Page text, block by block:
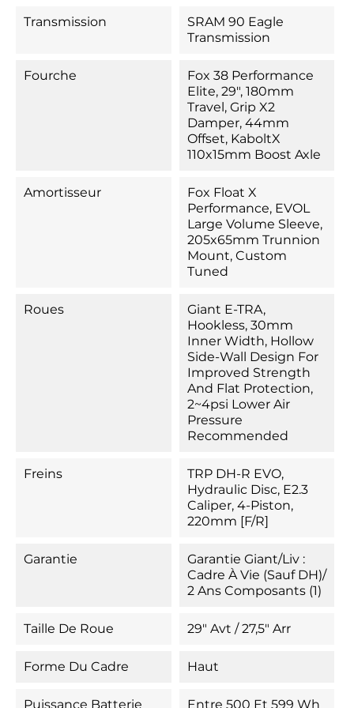
Transmission
SRAM 90 Eagle
Transmission
Fourche
Fox 38 Performance
Elite, 29", 180mm
Travel, Grip X2
Damper, 44mm
Offset, KaboltX
110x15mm Boost Axle
Amortisseur
Fox Float X
Performance, EVOL
Large Volume Sleeve,
205x65mm Trunnion
Mount, Custom
Tuned
Roues
Giant E-TRA,
Hookless, 30mm
Inner Width, Hollow
Side-Wall Design For
Improved Strength
And Flat Protection,
2~4psi Lower Air
Pressure
Recommended
Freins
TRP DH-R EVO,
Hydraulic Disc, E2.3
Caliper, 4-Piston,
220mm [F/R]
Garantie
Garantie Giant/Liv :
Cadre À Vie (sauf DH)/
2 Ans Composants (1)
Taille De Roue 29" Avt / 27,5" Arr
Forme Du Cadre Haut
Puissance Batterie Entre 500 Et 599 Wh